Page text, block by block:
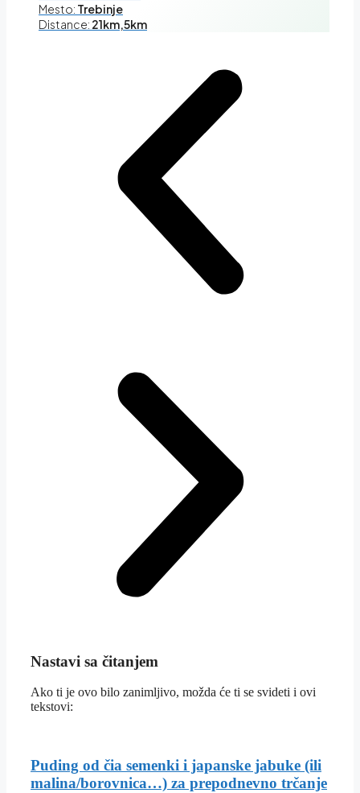
Mesto: Trebinje
Distance: 21km,5km
Nastavi sa čitanjem
Ako ti je ovo bilo zanimljivo, možda će ti se svideti i ovi
tekstovi:
Puding od čia semenki i japanske jabuke (ili
malina/borovnica…) za prepodnevno trčanje